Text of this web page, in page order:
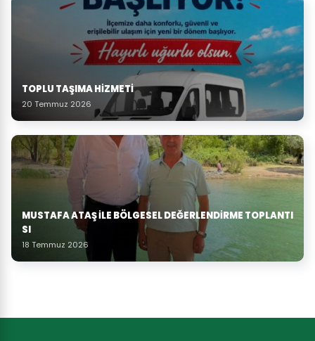
TOPLU TAŞIMA HIZMETI
20 Temmuz 2026
MUSTAFA ATAŞ İLE BÖLGESEL DEĞERLENDIRME TOPLANTI
SI
18 Temmuz 2026